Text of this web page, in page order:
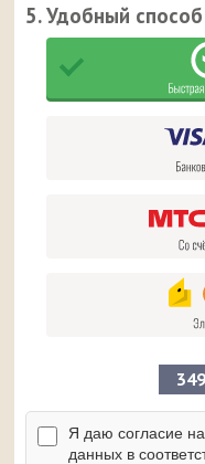
5. Удобный
Я даю согласие
данных в